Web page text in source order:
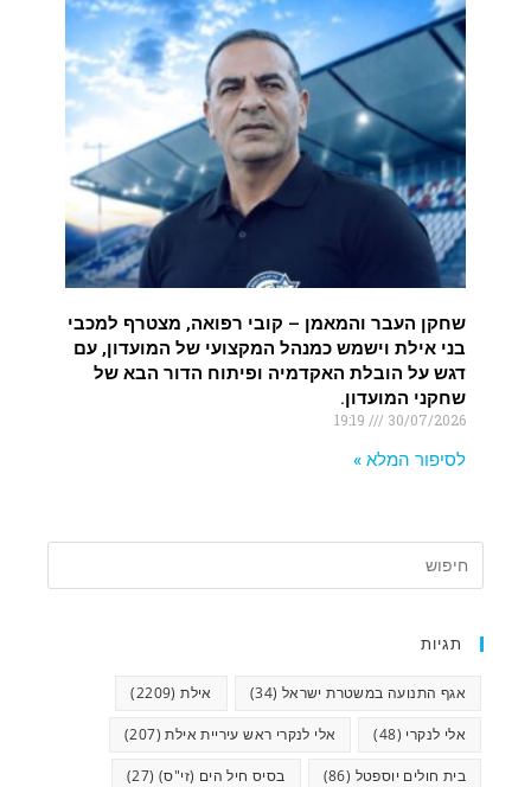
שחקן העבר והמאמן – קובי רפואה, מצטרף למכבי
בני אילת וישמש כמנהל המקצועי של המועדון, עם
דגש על הובלת האקדמיה ופיתוח הדור הבא של
שחקני המועדון.
30/07/2026
לסיפור המלא »
תגיות
אגף התנועה במשטרת ישראל (34) אילת(2209)
אלי לנקרי (48) אלי לנקרי ראש עיריית אילת(207)
בית חולים יוספטל (86) בסיס חיל הים (זי"ס) (27)